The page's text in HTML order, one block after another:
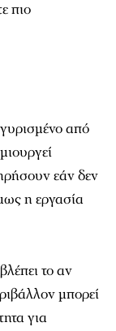
πιο
από
εάν δεν
η εργασία
το αν
μπορεί
για